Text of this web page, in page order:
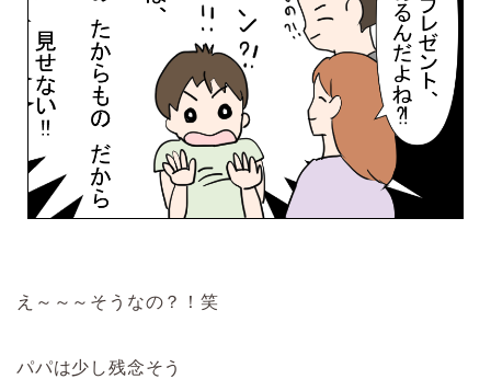
え～～～そうなの？！笑
パパは少し残念そう